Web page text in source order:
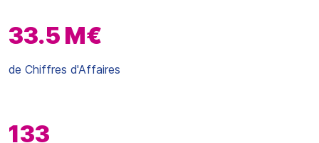
33.5 M€
de Chiffres d'Affaires
133